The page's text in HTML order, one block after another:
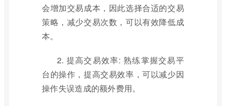
会增加交易成本，因此选择合适的交易
策略，减少交易次数，可以有效降低成
本。
2. 提高交易效率: 熟练掌握交易平
台的操作，提高交易效率，可以减少因
操作失误造成的额外费用。